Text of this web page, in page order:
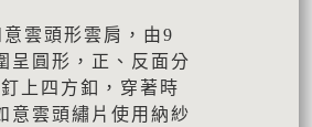
雲頭形雲肩，由9
呈圓形，正、反面分
上四方釦，穿著時
意雲頭繡片使用納紗